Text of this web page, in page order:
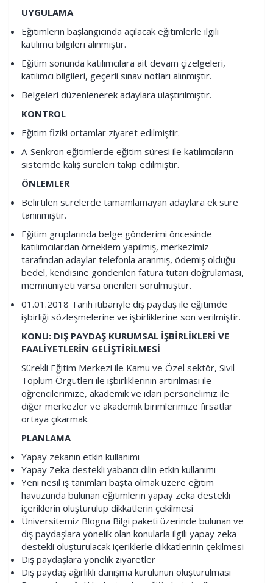
UYGULAMA
Eğitimlerin başlangıcında açılacak eğitimlerle ilgili
katılımcı bilgileri alınmıştır.
Eğitim sonunda katılımcılara ait devam çizelgeleri,
katılımcı bilgileri, geçerli sınav notları alınmıştır.
Belgeleri düzenlenerek adaylara ulaştırılmıştır.
KONTROL
Eğitim fiziki ortamlar ziyaret edilmiştir.
A-Senkron eğitimlerde eğitim süresi ile katılımcıların
sistemde kalış süreleri takip edilmiştir.
ÖNLEMLER
Belirtilen sürelerde tamamlamayan adaylara ek süre
tanınmıştır.
Eğitim gruplarında belge gönderimi öncesinde
katılımcılardan örneklem yapılmış, merkezimiz
tarafından adaylar telefonla aranmış, ödemiş olduğu
bedel, kendisine gönderilen fatura tutarı doğrulaması,
memnuniyeti varsa önerileri sorulmuştur.
01.01.2018 Tarih itibariyle dış paydaş ile eğitimde
işbirliği sözleşmelerine ve işbirliklerine son verilmiştir.
KONU: DIŞ PAYDAŞ KURUMSAL İŞBİRLİKLERİ VE
FAALİYETLERİN GELİŞTİRİLMESİ
Sürekli Eğitim Merkezi ile Kamu ve Özel sektör, Sivil
Toplum Örgütleri ile işbirliklerinin artırılması ile
öğrencilerimize, akademik ve idari personelimiz ile
diğer merkezler ve akademik birimlerimize fırsatlar
ortaya çıkarmak.
PLANLAMA
Yapay zekanın etkin kullanımı
Yapay Zeka destekli yabancı dilin etkin kullanımı
Yeni nesil iş tanımları başta olmak üzere eğitim
havuzunda bulunan eğitimlerin yapay zeka destekli
içeriklerin oluşturulup dikkatlerin çekilmesi
Üniversitemiz Blogna Bilgi paketi üzerinde bulunan ve
dış paydaşlara yönelik olan konularla ilgili yapay zeka
destekli oluşturulacak içeriklerle dikkatlerinin çekilmesi
Dış paydaşlara yönelik ziyaretler
Dış paydaş ağırlıklı danışma kurulunun oluşturulması